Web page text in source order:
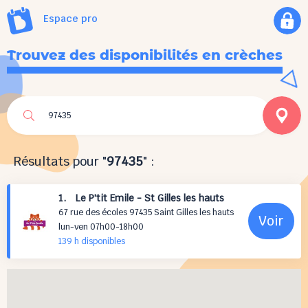
Espace pro
Trouvez des disponibilités en crèches
Résultats pour "97435" :
1. Le P'tit Emile - St Gilles les hauts
67 rue des écoles 97435 Saint Gilles les hauts
lun-ven 07h00-18h00
139 h disponibles
Voir